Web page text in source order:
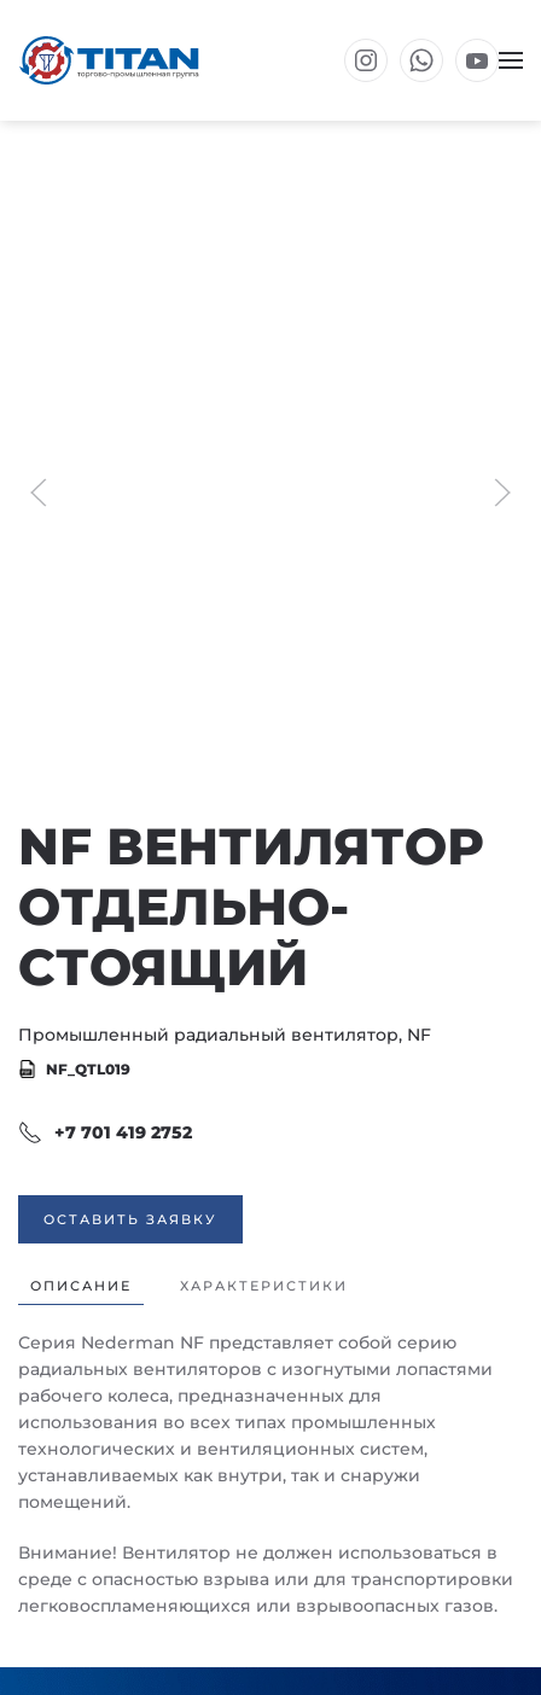
Перейти к основному содержанию
NF ВЕНТИЛЯТОР
ОТДЕЛЬНО-
СТОЯЩИЙ
Промышленный радиальный вентилятор, NF
NF_QTL019
+7 701 419 2752
ОСТАВИТЬ ЗАЯВКУ
ОПИСАНИЕ ХАРАКТЕРИСТИКИ
Серия Nederman NF представляет собой серию
радиальных вентиляторов с изогнутыми лопастями
рабочего колеса, предназначенных для
использования во всех типах промышленных
технологических и вентиляционных систем,
устанавливаемых как внутри, так и снаружи
помещений.
Внимание! Вентилятор не должен использоваться в
среде с опасностью взрыва или для транспортировки
легковоспламеняющихся или взрывоопасных газов.